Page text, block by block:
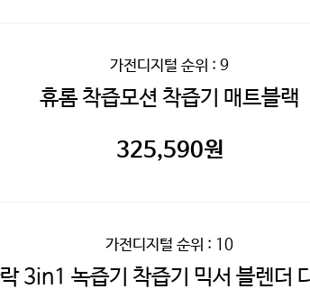
가전디지털 순위 : 9
휴롬 착즙모션 착즙기 매트블랙
325,590원
가전디지털 순위 : 10
3in1 녹즙기 착즙기 믹서 블렌더